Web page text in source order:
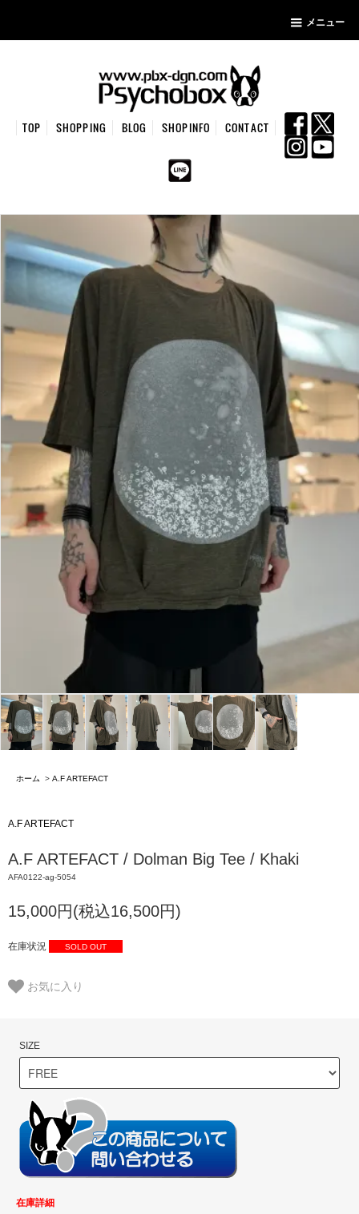
メニュー
TOP SHOPPING BLOG SHOPINFO CONTACT
ホーム > A.F ARTEFACT
A.F ARTEFACT
A.F ARTEFACT / Dolman Big Tee / Khaki
AFA0122-ag-5054
15,000円(税込16,500円)
在庫状況 SOLD OUT
お気に入り
SIZE
在庫詳細